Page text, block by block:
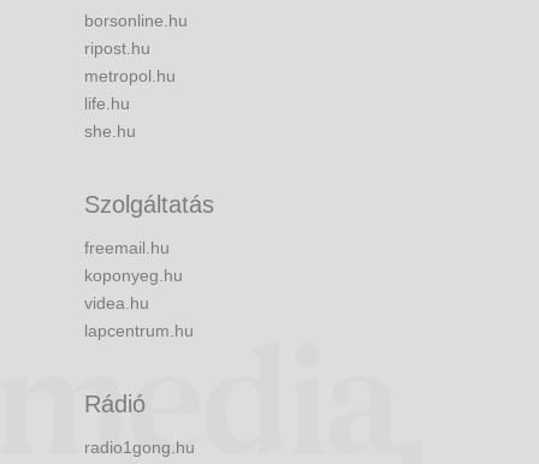
borsonline.hu
ripost.hu
metropol.hu
life.hu
she.hu
Szolgáltatás
freemail.hu
koponyeg.hu
videa.hu
lapcentrum.hu
Rádió
radio1gong.hu